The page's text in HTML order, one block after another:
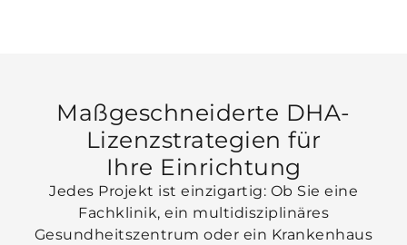
Maßgeschneiderte DHA-
Lizenzstrategien für
Ihre Einrichtung
Jedes Projekt ist einzigartig: Ob Sie eine
Fachklinik, ein multidisziplinäres
Gesundheitszentrum oder ein Krankenhaus